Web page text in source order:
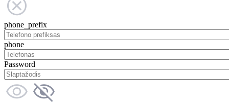
phone_prefix
phone
Password